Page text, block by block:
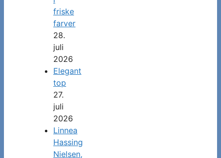
friske
farver
28.
juli
2026
Elegant
top
27.
juli
2026
Linnea
Hassing
Nielsen,